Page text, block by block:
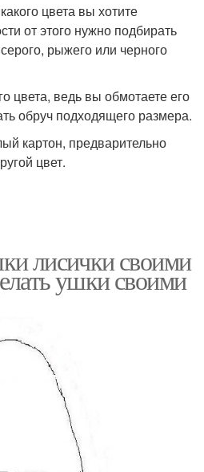
цвета вы хотите
от этого нужно подбирать
рыжего или черного
цвета, ведь вы обмотаете его
обруч подходящего размера.
картон, предварительно
цвет.
лисички своими
ушки своими